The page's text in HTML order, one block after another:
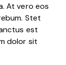
At vero eos
Stet
est
dolor sit